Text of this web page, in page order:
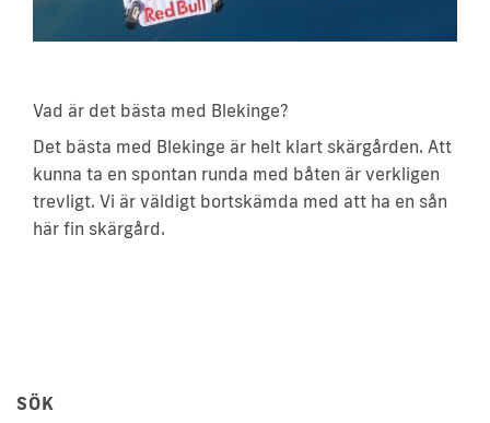
Vad är det bästa med Blekinge?
Det bästa med Blekinge är helt klart skärgården. Att
kunna ta en spontan runda med båten är verkligen
trevligt. Vi är väldigt bortskämda med att ha en sån
här fin skärgård.
SÖK